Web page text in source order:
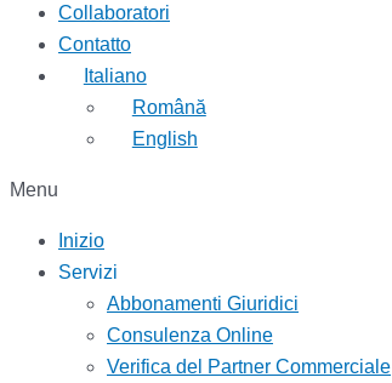
Collaboratori
Contatto
Italiano
Română
English
Menu
Inizio
Servizi
Abbonamenti Giuridici
Consulenza Online
Verifica del Partner Commerciale